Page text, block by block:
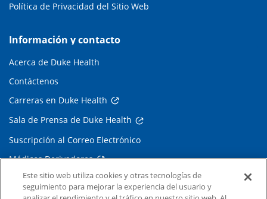
Política de Privacidad del Sitio Web
Información y contacto
Acerca de Duke Health
Contáctenos
Carreras en Duke Health
Sala de Prensa de Duke Health
Suscripción al Correo Electrónico
Médicos Derivadores
Enlaces relacionados
Este sitio web utiliza cookies y otras tecnologías de
seguimiento para mejorar la experiencia del usuario y